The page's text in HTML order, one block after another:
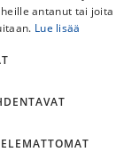
Harmaa
esim. Fitness
antanut tai joita
Lue lisää